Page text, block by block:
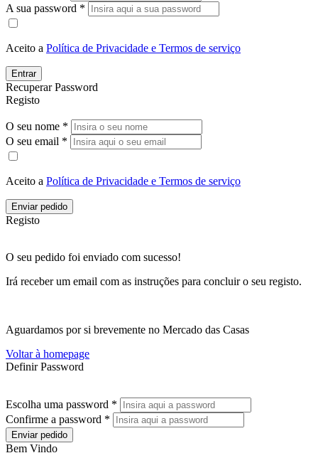
A sua password *
Aceito a Política de Privacidade e Termos de serviço
Entrar
Recuperar Password
Registo
O seu nome *
O seu email *
Aceito a Política de Privacidade e Termos de serviço
Enviar pedido
Registo
O seu pedido foi enviado com sucesso!
Irá receber um email com as instruções para concluir o seu registo.
Aguardamos por si brevemente no Mercado das Casas
Voltar à homepage
Definir Password
Escolha uma password *
Confirme a password *
Enviar pedido
Bem Vindo